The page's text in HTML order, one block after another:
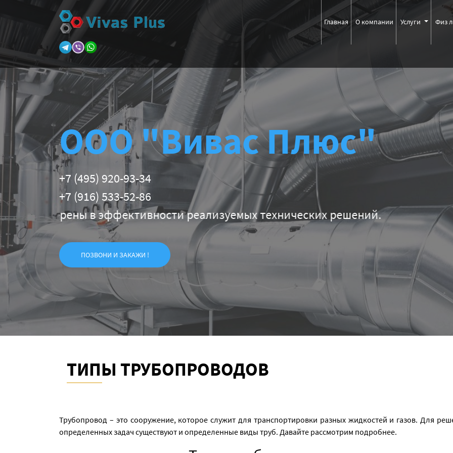
Главная О компании Услуги Физ
ООО "Вивас Плюс"
+7 (495) 920-93-34
+7 (916) 533-52-86
эффективности реализуемых технических решений.
ПОЗВОНИ И ЗАКАЖИ !
ТИПЫ ТРУБОПРОВОДОВ
Трубопровод – это сооружение, которое служит для транспортировки разных жидкостей и газов. Для
определенных задач существуют и определенные виды труб. Давайте рассмотрим подробнее.